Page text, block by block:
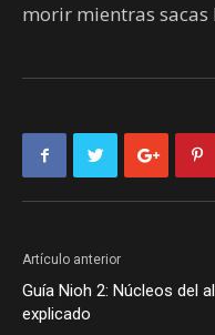
morir mientras sacas
Artículo anterior
Guía Nioh 2: Núcleos del
explicado